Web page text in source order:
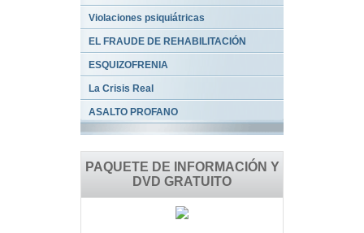
Violaciones psiquiátricas
EL FRAUDE DE REHABILITACIÓN
ESQUIZOFRENIA
La Crisis Real
ASALTO PROFANO
PAQUETE DE INFORMACIÓN Y
DVD GRATUITO